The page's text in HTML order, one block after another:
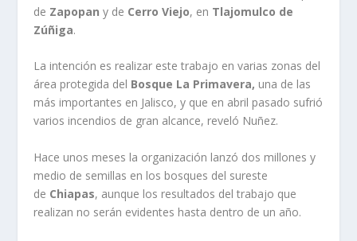
de Zapopany de Cerro Viejo, en Tlajomulco de
Zúñiga.
La intención es realizar este trabajo en varias zonas del
área protegida del Bosque La Primavera, una de las
más importantes en Jalisco, y que en abril pasado sufrió
varios incendios de gran alcance, reveló Nuñez.
Hace unos meses la organización lanzó dos millones y
medio de semillas en los bosques del sureste
de Chiapas, aunque los resultados del trabajo que
realizan no serán evidentes hasta dentro de un año.